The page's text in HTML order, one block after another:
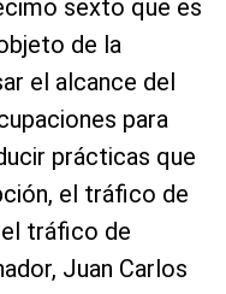
sexto que es
de la
el alcance del
para
prácticas que
el tráfico de
el tráfico de
Juan Carlos